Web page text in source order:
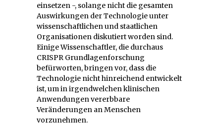
einsetzen -, solange nicht die gesamten
Auswirkungen der Technologie unter
wissenschaftlichen und staatlichen
Organisationen diskutiert worden sind.
Einige Wissenschaftler, die durchaus
CRISPR Grundlagenforschung
befürworten, bringen vor, dass die
Technologie nicht hinreichend entwickelt
ist, um in irgendwelchen klinischen
Anwendungen vererbbare
Veränderungen an Menschen
vorzunehmen.